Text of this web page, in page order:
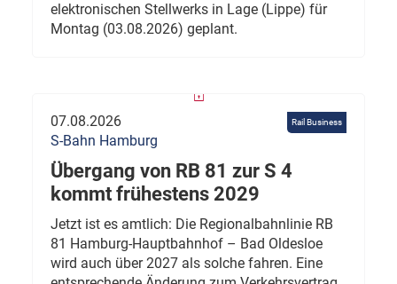
elektronischen Stellwerks in Lage (Lippe) für
Montag (03.08.2026) geplant.
Rail Business
07.08.2026
S-Bahn Hamburg
Übergang von RB 81 zur S 4
kommt frühestens 2029
Jetzt ist es amtlich: Die Regionalbahnlinie RB
81 Hamburg-Hauptbahnhof – Bad Oldesloe
wird auch über 2027 als solche fahren. Eine